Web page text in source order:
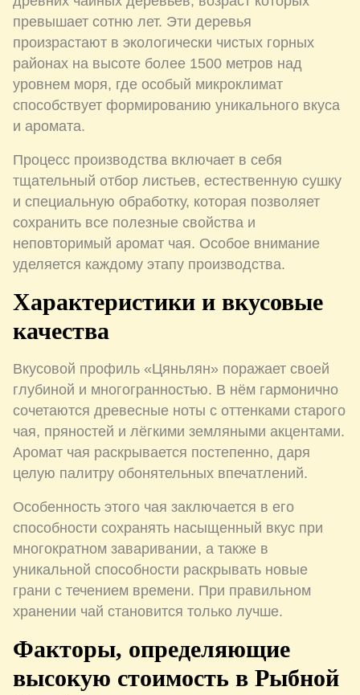
превышает сотню лет. Эти деревья
произрастают в экологически чистых горных
районах на высоте более 1500 метров над
уровнем моря, где особый микроклимат
способствует формированию уникального вкуса
и аромата.
Процесс производства включает в себя
тщательный отбор листьев, естественную сушку
и специальную обработку, которая позволяет
сохранить все полезные свойства и
неповторимый аромат чая. Особое внимание
уделяется каждому этапу производства.
Характеристики и вкусовые
качества
Вкусовой профиль «Цяньлян» поражает своей
глубиной и многогранностью. В нём гармонично
сочетаются древесные ноты с оттенками старого
чая, пряностей и лёгкими земляными акцентами.
Аромат чая раскрывается постепенно, даря
целую палитру обонятельных впечатлений.
Особенность этого чая заключается в его
способности сохранять насыщенный вкус при
многократном заваривании, а также в
уникальной способности раскрывать новые
грани с течением времени. При правильном
хранении чай становится только лучше.
Факторы, определяющие
высокую стоимость в Рыбной